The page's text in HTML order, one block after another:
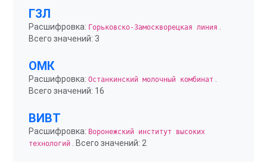
ГЗЛ
Расшифровка: Горьковско-Замоскворецкая линия
Всего значений: 3
ОМК
Расшифровка: Останкинский молочный комбинат
Всего значений: 16
ВИВТ
Расшифровка: Воронежский институт высоких
технологий . Всего значений: 2